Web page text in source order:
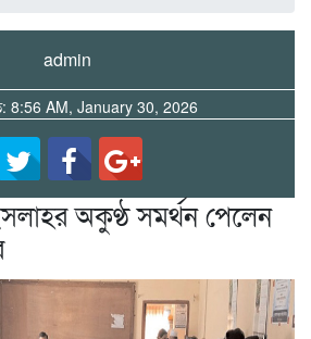
admin
8:56 AM, January 30, 2026
অকুণ্ঠ সমর্থন পেলেন